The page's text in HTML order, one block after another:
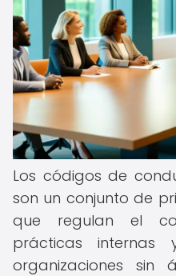
Los códigos de
son un conjunto de
que regulan el
prácticas internas
organizaciones sin